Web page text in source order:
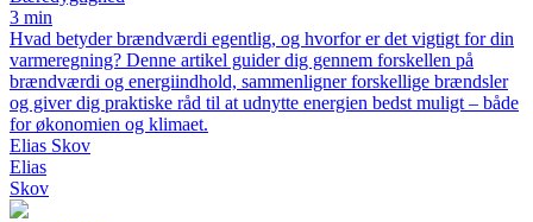
3 min
Hvad betyder brændværdi egentlig, og hvorfor er det vigtigt for din
varmeregning? Denne artikel guider dig gennem forskellen på
brændværdi og energiindhold, sammenligner forskellige brændsler
og giver dig praktiske råd til at udnytte energien bedst muligt – både
for økonomien og klimaet.
Elias Skov
Elias
Skov